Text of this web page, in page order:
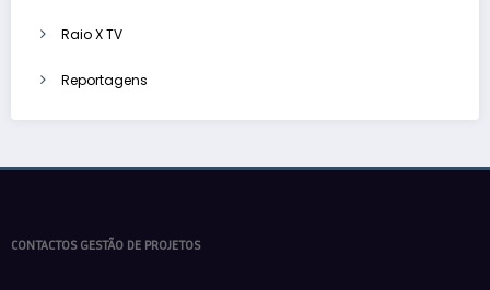
Raio X TV
Reportagens
CONTACTOS GESTÃO DE PROJETOS